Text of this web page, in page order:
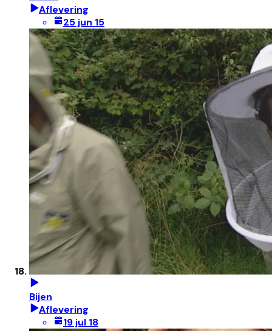
Aflevering
25 jun 15
Bijen
Aflevering
19 jul 18